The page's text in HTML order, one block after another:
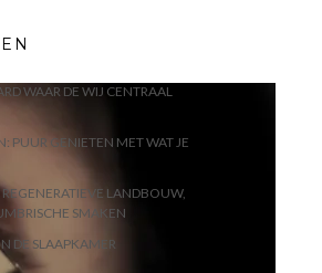
WAAR DE WIJ CENTRAAL
PUUR GENIETEN MET WAT JE
LANDBOUW,
SMAKEN
DE SLAAPKAMER